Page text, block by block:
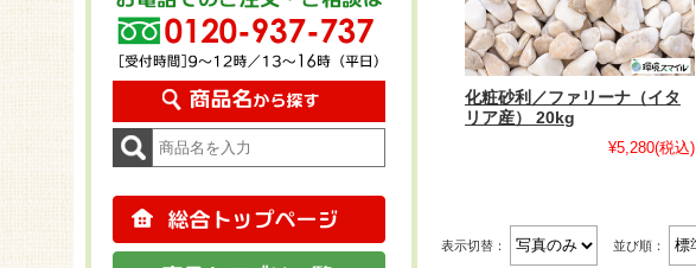
化粧砂利／ファリーナ（イタ
リア産） 20kg
¥5,280(税込)
表示切替： 並び順：